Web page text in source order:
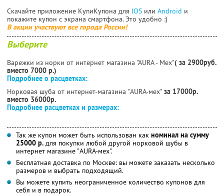
Скачайте приложение КупиКупона для IOS или Android и
покажите купон с экрана смартфона. Это удобно :)
В акции участвуют все города России!
Выберите
Варежки из норки от интернет магазина "АURA - Мех"( за 2900руб.
вместо 7000 р.)
Подробнее о расцветках:
Норковая шуба от интернет-магазина "AURA-мех" за 17000р.
вместо 36000р.
Подробнее расцветках и размерах:
Так же купон может быть использован как номинал на сумму
25000 р. для покупки любой другой норковой шубы в
интернет магазине "AURA-мех".
Бесплатная доставка по Москве: вы можете заказать несколько
размеров и выбрать подходящий.
Вы можете купить неограниченное количество купонов для
себя и в подарок.